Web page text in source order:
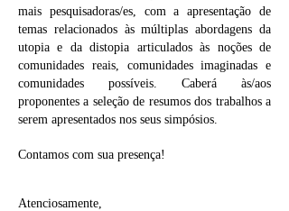
mais pesquisadoras/es, com a apresentação de
temas relacionados às múltiplas abordagens da
utopia e da distopia articulados às noções de
comunidades reais, comunidades imaginadas e
comunidades possíveis. Caberá às/aos
proponentes a seleção de resumos dos trabalhos a
serem apresentados nos seus simpósios.
Contamos com sua presença!
Atenciosamente,